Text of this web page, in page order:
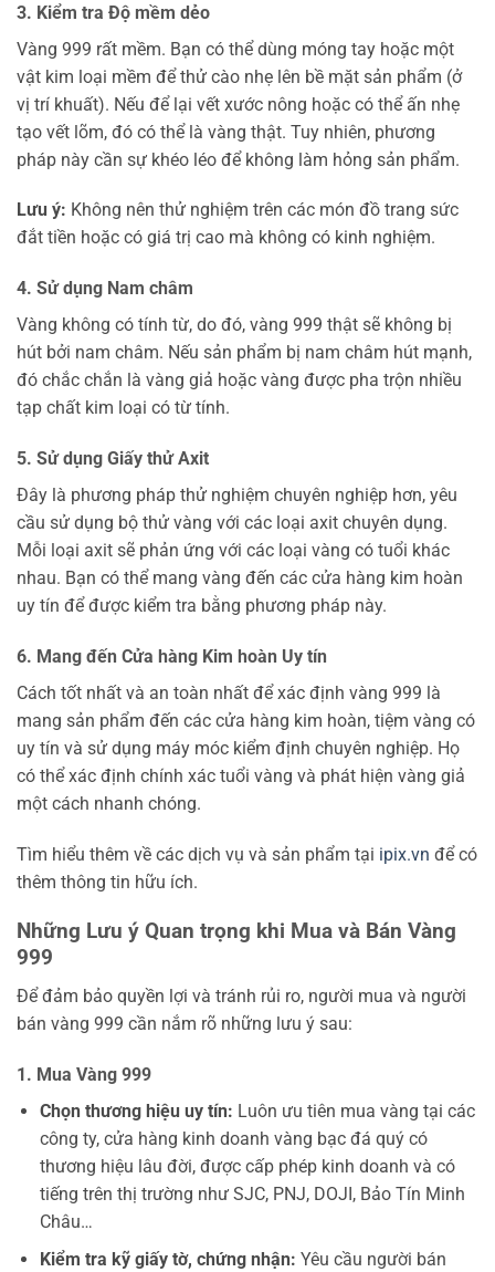
3. Kiểm tra Độ mềm dẻo
Vàng 999 rất mềm. Bạn có thể dùng móng tay hoặc một
vật kim loại mềm để thử cào nhẹ lên bề mặt sản phẩm (ở
vị trí khuất). Nếu để lại vết xước nông hoặc có thể ấn nhẹ
tạo vết lõm, đó có thể là vàng thật. Tuy nhiên, phương
pháp này cần sự khéo léo để không làm hỏng sản phẩm.
Lưu ý: Không nên thử nghiệm trên các món đồ trang sức
đắt tiền hoặc có giá trị cao mà không có kinh nghiệm.
4. Sử dụng Nam châm
Vàng không có tính từ, do đó, vàng 999 thật sẽ không bị
hút bởi nam châm. Nếu sản phẩm bị nam châm hút mạnh,
đó chắc chắn là vàng giả hoặc vàng được pha trộn nhiều
tạp chất kim loại có từ tính.
5. Sử dụng Giấy thử Axit
Đây là phương pháp thử nghiệm chuyên nghiệp hơn, yêu
cầu sử dụng bộ thử vàng với các loại axit chuyên dụng.
Mỗi loại axit sẽ phản ứng với các loại vàng có tuổi khác
nhau. Bạn có thể mang vàng đến các cửa hàng kim hoàn
uy tín để được kiểm tra bằng phương pháp này.
6. Mang đến Cửa hàng Kim hoàn Uy tín
Cách tốt nhất và an toàn nhất để xác định vàng 999 là
mang sản phẩm đến các cửa hàng kim hoàn, tiệm vàng có
uy tín và sử dụng máy móc kiểm định chuyên nghiệp. Họ
có thể xác định chính xác tuổi vàng và phát hiện vàng giả
một cách nhanh chóng.
Tìm hiểu thêm về các dịch vụ và sản phẩm tại ipix.vn để có
thêm thông tin hữu ích.
Những Lưu ý Quan trọng khi Mua và Bán Vàng
999
Để đảm bảo quyền lợi và tránh rủi ro, người mua và người
bán vàng 999 cần nắm rõ những lưu ý sau:
1. Mua Vàng 999
Chọn thương hiệu uy tín: Luôn ưu tiên mua vàng tại các
công ty, cửa hàng kinh doanh vàng bạc đá quý có
thương hiệu lâu đời, được cấp phép kinh doanh và có
tiếng trên thị trường như SJC, PNJ, DOJI, Bảo Tín Minh
Châu…
Kiểm tra kỹ giấy tờ, chứng nhận: Yêu cầu người bán